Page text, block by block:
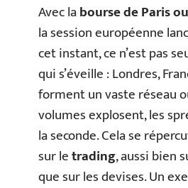
Avec labourse de Paris
la session européenne
cet instant, ce n’est pas
qui s’éveille : Londres,
forment un vaste réseau
volumes explosent, les
la seconde. Cela se
sur letrading, aussi bien
que sur les devises. Un